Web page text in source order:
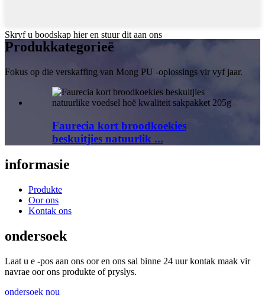
Skryf u boodskap hier en stuur dit aan ons
Produkkategorieë
Fokus op die verskaffing van Mong PU -oplossings vir vyf jaar.
Faurecia kort broodkoekies
beskuitjies natuurlik ...
informasie
Produkte
Oor ons
Kontak ons
ondersoek
Laat u e -pos aan ons oor en ons sal binne 24 uur kontak maak vir
navrae oor ons produkte of pryslys.
ondersoek nou